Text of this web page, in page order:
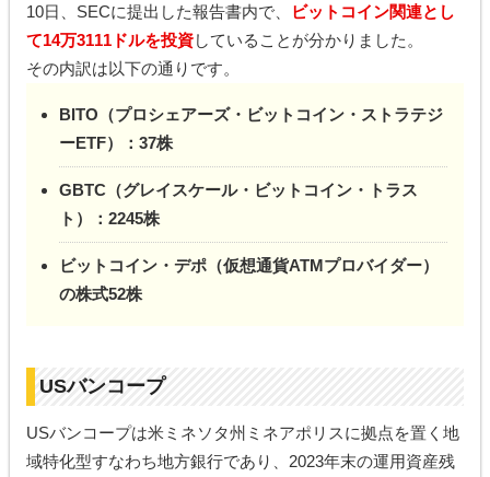
10日、SECに提出した報告書内で、
ビットコイン関連とし
て14万3111ドルを投資していることが分かりました。
その内訳は以下の通りです。
BITO（プロシェアーズ・ビットコイン・ストラテジ
ーETF）：37株
GBTC（グレイスケール・ビットコイン・トラス
ト）：2245株
ビットコイン・デポ（仮想通貨ATMプロバイダー）
の株式52株
USバンコープ
USバンコープは米ミネソタ州ミネアポリスに拠点を置く地
域特化型すなわち地方銀行であり、2023年末の運用資産残